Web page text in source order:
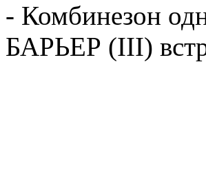
- Комбинезон
БАРЬЕР (III)